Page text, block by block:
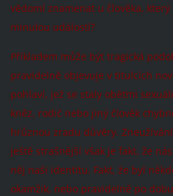
vědomí znamenat u člověka,
minulou událostí?
Příkladem může být tragická
pravidelně objevuje v titulcích
pohlaví, jež se staly oběťmi
kněz, rodič nebo jiný člověk
hrůznou zradu důvěry.
ještě strašnější však je fakt, že
něj naši identitu. Fakt, že byl
okamžik, nebo pravidelně po